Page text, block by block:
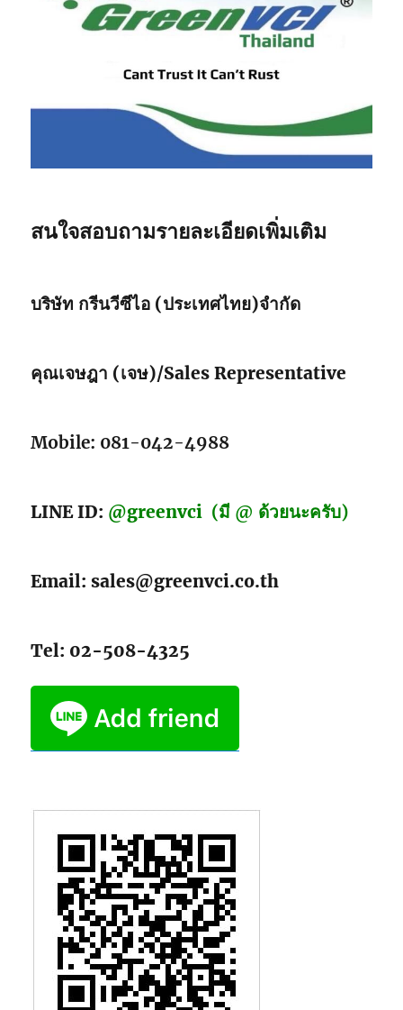
สนใจสอบถามรายละเอียดเพิ่มเติม
บริษัท กรีนวีซีไอ (ประเทศไทย)จำกัด
คุณเจษฎา (เจษ)/Sales Representative
Mobile: 081-042-4988
LINE ID: @greenvci (มี @ ด้วยนะครับ)
Email: sales@greenvci.co.th
Tel: 02-508-4325